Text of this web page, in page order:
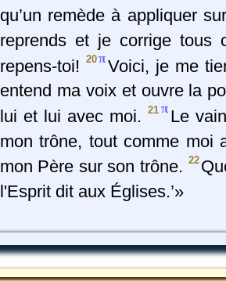
qu’un remède à appliquer
reprends et je corrige tous
repens-toi! 20πVoici, je me
entend ma voix et ouvre la
lui et lui avec moi.21 π Le
mon trône, tout comme moi
mon Père sur son trône. 22
l'Esprit dit aux Églises.’»